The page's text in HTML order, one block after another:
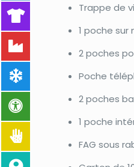
Trappe de
1 poche sur
2 poches
Poche
2 poches
1 poche
FAG sous